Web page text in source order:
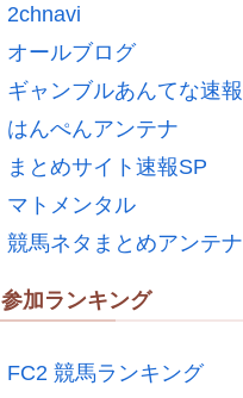
2chnavi
オールブログ
ギャンブルあんてな速報
はんぺんアンテナ
まとめサイト速報SP
マトメンタル
競馬ネタまとめアンテナ
参加ランキング
FC2 競馬ランキング